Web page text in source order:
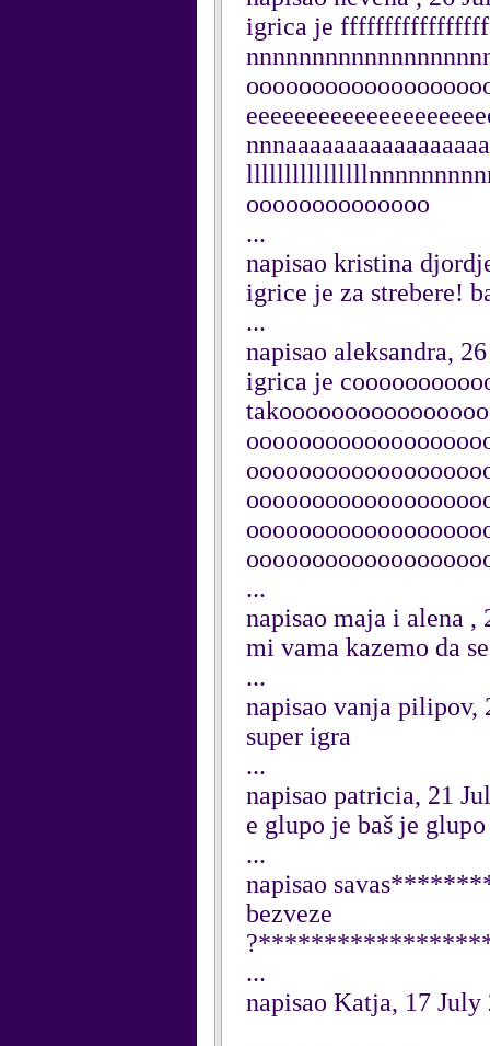
igrica je
oooooooooooooo
...
napisao kristina
igrice je za strebere!
...
napisao aleksandra,
igrica je
...
napisao maja i alena ,
mi vama kazemo da
...
napisao vanja pilipov,
super igra
...
napisao patricia, 21
e glupo je baš je glupo
...
napisao
bezveze
...
napisao Katja, 17 July